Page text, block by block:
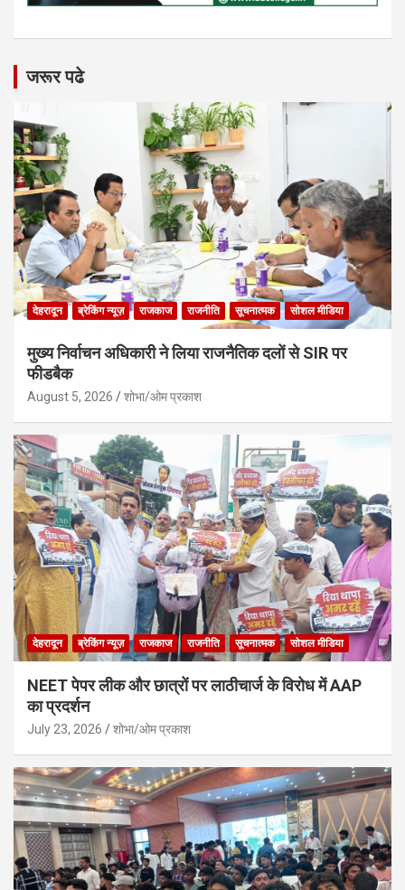
जरूर पढे
देहरादून ब्रेकिंग न्यूज़ राजकाज राजनीति सूचनात्मक सोशल मीडिया
मुख्य निर्वाचन अधिकारी ने लिया राजनैतिक दलों से SIR पर
फीडबैक
August 5, 2026 शोभा/ओम प्रकाश
देहरादून ब्रेकिंग न्यूज़ राजकाज राजनीति सूचनात्मक सोशल मीडिया
NEET पेपर लीक और छात्रों पर लाठीचार्ज के विरोध में AAP
का प्रदर्शन
July 23, 2026 शोभा/ओम प्रकाश